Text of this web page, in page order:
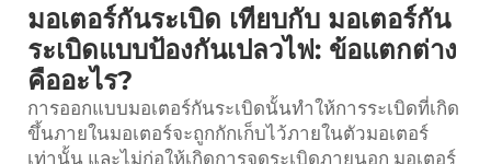
มอเตอร์กันระเบิด เทียบกับ มอเตอร์กัน
ระเบิดแบบป้องกันเปลวไฟ: ข้อแตกต่าง
คืออะไร?
การออกแบบมอเตอร์กันระเบิดนั้นทำให้การระเบิดที่เกิด
ขึ้นภายในมอเตอร์จะถูกกักเก็บไว้ภายในตัวมอเตอร์
เท่านั้น และไม่ก่อให้เกิดการจุดระเบิดภายนอก มอเตอร์